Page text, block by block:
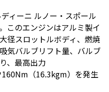
ィーニ ルノー・スポール
このエンジンはアルミ製イ
径スロットルボディ、燃焼
気バルブリフト量、バルブ
、最高出力
（16.3kgm）を発生